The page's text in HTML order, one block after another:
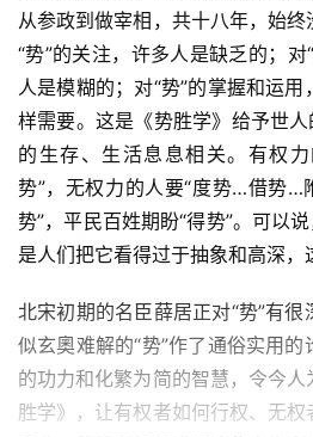
从参政到做宰相，共十八年，始
“势”的关注，许多人是缺乏的；
人是模糊的；对“势”的掌握和运
样需要。这是《势胜学》给予世人
的生存、生活息息相关。有权力
势”，无权力的人要“度势…借势…
势”，平民百姓期盼“得势”。可以
是人们把它看得过于抽象和高深，
北宋初期的名臣薛居正对“势”有
似玄奧难解的“势”作了通俗实用
的功力和化繁为简的智慧，令今
胜学》，让有权者如何行权、无